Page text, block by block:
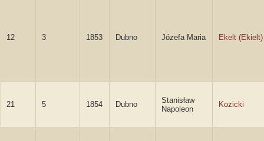
12 3 1853 Dubno Józefa Maria Ekelt (Ekielt)
21 5 1854 Dubno
Stanisław
Napoleon
Kozicki